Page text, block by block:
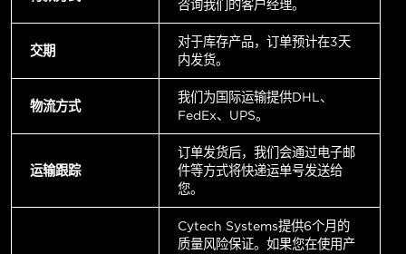
咨询我们的客户经理。
交期
对于库存产品，订单预计在3天
内发货。
物流方式
我们为国际运输提供DHL、
FedEx、UPS。
运输跟踪
订单发货后，我们会通过电子邮
件等方式将快递运单号发送给
您。
Cytech Systems提供6个月的
质量风险保证。如果您在使用产